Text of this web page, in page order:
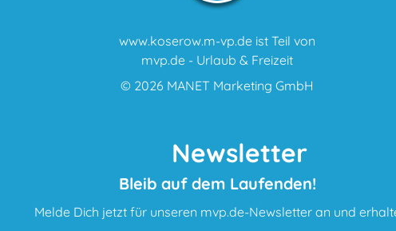
www.koserow.m-vp.de ist Teil von
mvp.de - Urlaub & Freizeit
© 2026 MANET Marketing GmbH
Newsletter
Bleib auf dem Laufenden!
Melde Dich jetzt für unseren mvp.de-Newsletter an und